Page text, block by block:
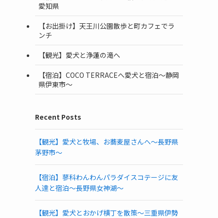
愛知県
【お出掛け】天王川公園散歩と町カフェでラ
ンチ
【観光】愛犬と浄蓮の滝へ
【宿泊】COCO TERRACEへ愛犬と宿泊〜静岡
県伊東市〜
Recent Posts
【観光】愛犬と牧場、お蕎麦屋さんへ〜長野県
茅野市〜
【宿泊】蓼科わんわんパラダイスコテージに友
人達と宿泊〜長野県女神湖〜
【観光】愛犬とおかげ横丁を散策〜三重県伊勢